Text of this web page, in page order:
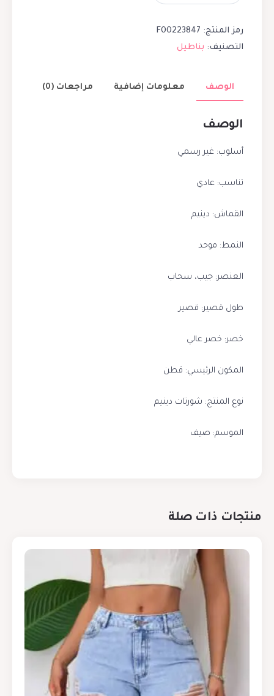
رمز المنتج: F00223847
التصنيف: بناطيل
الوصف معلومات إضافية مراجعات (0)
الوصف
أسلوب: غير رسمي
تناسب: عادي
القماش: دينيم
النمط: موحد
العنصر: جيب، سحاب
طول قصير: قصير
خصر: خصر عالي
المكون الرئيسي: قطن
نوع المنتج: شورتات دينيم
الموسم: صيف
منتجات ذات صلة